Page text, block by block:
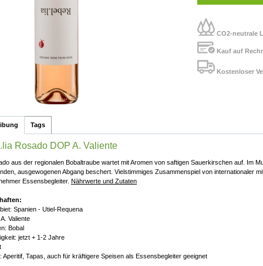
CO2-neutrale
Kauf auf
Kostenloser
Tags
Rosado DOP A. Valiente
aus der regionalen Bobaltraube wartet mit Aromen von saftigen Sauerkirschen auf. Im
ausgewogenen Abgang beschert. Vielstimmiges Zusammenspiel von internationaler
Essensbegleiter. Nährwerte und Zutaten
Spanien - Utiel-Requena
Valiente
Bobal
jetzt + 1-2 Jahre
Aperitif, Tapas, auch für kräftigere Speisen als Essensbegleiter geeignet